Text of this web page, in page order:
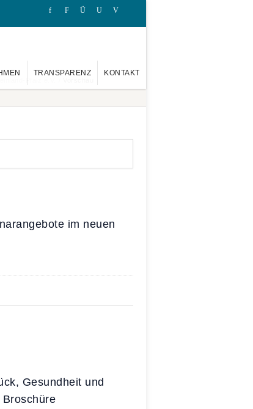
TRANSPARENZ KONTAKT
im neuen
Gesundheit und